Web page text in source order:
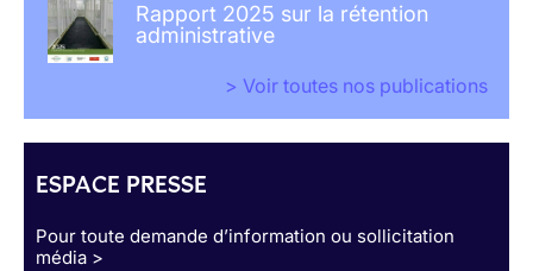
Rapport 2025 sur la rétention
administrative
> Voir toutes nos publications
ESPACE PRESSE
Pour toute demande d’information ou sollicitation
média >